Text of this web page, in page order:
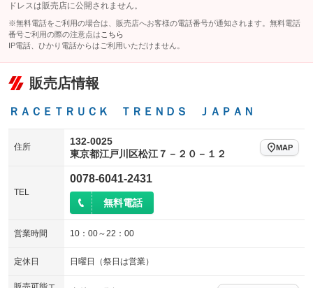
センターデフロック
レンタカーアップ
：装備なし
：装備なし
：装備なし ：装備なし
ローダウン
：装備なし
パワーシート 3列シート
ベンチシート
：装備なし
チップアップシート
：装備なし オットマン
：装備なし
電動格納サードシート
：装備なし
ウォークスルー
電動リアゲート
シートエアコン
：装備なし
サイドカメラ
：装備なし
エアサスペンション
：装備なし
装備略号／用語解説
ドレスは販売店に公開されません。
※無料電話をご利用の場合は、販売店へお客様の電話番号が通知されます。無料電話
番号ご利用の際の注意点は こちら
IP電話、ひかり電話からはご利用いただけません。
販売店情報
ＲＡＣＥＴＲＵＣＫ ＴＲＥＮＤＳ ＪＡＰＡＮ
住所
132-0025
東京都江戸川区松江７－２０－１２
MAP
TEL
0078-6041-2431
無料電話
営業時間 10：00～22：00
定休日 日曜日（祭日は営業）